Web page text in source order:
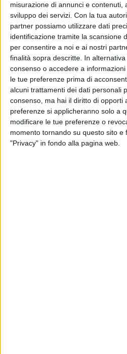
misurazione di annunci e contenuti,
sviluppo dei servizi. Con la tua
partner possiamo utilizzare dati
identificazione tramite la scansione
per consentire a noi e ai nostri
finalità sopra descritte. In
consenso o accedere a
le tue preferenze prima di
alcuni trattamenti dei dati personali
consenso, ma hai il diritto di opporti
preferenze si applicheranno solo a
modificare le tue preferenze o
momento tornando su questo sito e
"Privacy" in fondo alla pagina web.
In tanti, così, si sono lanciati
registrati direttamente in
propria versione della
sui social: "Vederla girare
subito è stata una sorpresa,
a finirla e convinto a farla
proposito Alfa nella
con cui ha annunciato
nuovo singolo.